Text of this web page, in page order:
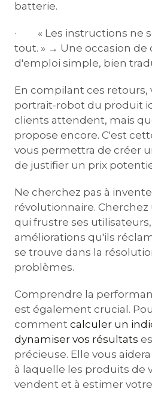
batterie.
· « Les instructions ne
tout. » → Une occasion de
d'emploi simple, bien
En compilant ces retours,
portrait-robot du produit
clients attendent, mais
propose encore. C'est
vous permettra de créer
de justifier un prix
Ne cherchez pas à
révolutionnaire.
qui frustre ses
améliorations qu'ils
se trouve dans la
problèmes.
Comprendre la
est également crucial.
comment calculer un
dynamiser vos résultats
précieuse. Elle vous
à laquelle les produits de
vendent et à estimer